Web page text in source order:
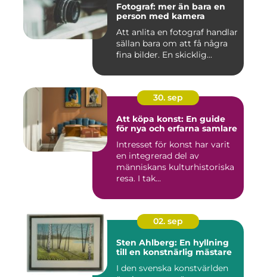
Fotograf: mer än bara en
person med kamera
Att anlita en fotograf handlar
sällan bara om att få några
fina bilder. En skicklig...
30. sep
Att köpa konst: En guide
för nya och erfarna samlare
Intresset för konst har varit
en integrerad del av
människans kulturhistoriska
resa. I tak...
02. sep
Sten Ahlberg: En hyllning
till en konstnärlig mästare
I den svenska konstvärlden